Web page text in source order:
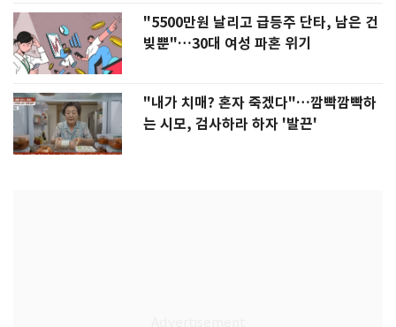
"5500만원 날리고 급등주 단타, 남은 건
빚뿐"…30대 여성 파혼 위기
"내가 치매? 혼자 죽겠다"…깜빡깜빡하
는 시모, 검사하라 하자 '발끈'